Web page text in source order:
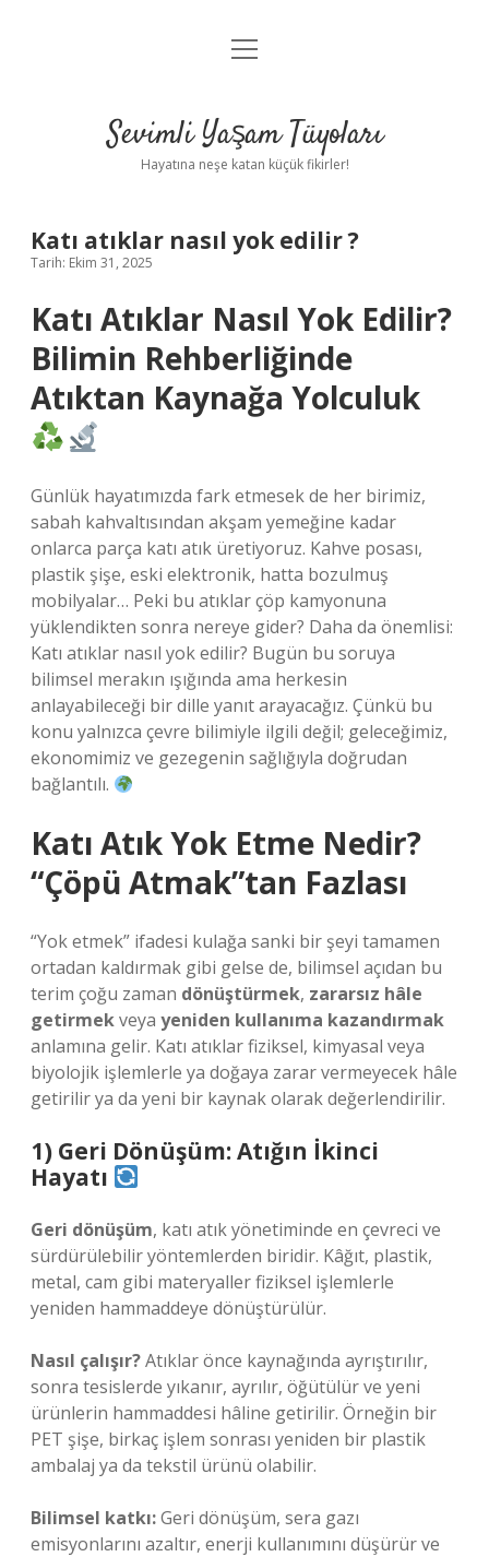
Anasayfa
Yasal Uyarı
menüyü
Sevimli Yaşam Tüyoları
Hayatına neşe katan küçük fikirler!
Katı atıklar nasıl yok edilir ?
Tarih: Ekim 31, 2025
Katı Atıklar Nasıl Yok Edilir?
Bilimin Rehberliğinde
Atıktan Kaynağa Yolculuk
Günlük hayatımızda fark etmesek de her birimiz,
sabah kahvaltısından akşam yemeğine kadar
onlarca parça katı atık üretiyoruz. Kahve posası,
plastik şişe, eski elektronik, hatta bozulmuş
mobilyalar… Peki bu atıklar çöp kamyonuna
yüklendikten sonra nereye gider? Daha da önemlisi:
Katı atıklar nasıl yok edilir? Bugün bu soruya
bilimsel merakın ışığında ama herkesin
anlayabileceği bir dille yanıt arayacağız. Çünkü bu
konu yalnızca çevre bilimiyle ilgili değil; geleceğimiz,
ekonomimiz ve gezegenin sağlığıyla doğrudan
bağlantılı.
Katı Atık Yok Etme Nedir?
“Çöpü Atmak”tan Fazlası
“Yok etmek” ifadesi kulağa sanki bir şeyi tamamen
ortadan kaldırmak gibi gelse de, bilimsel açıdan bu
terim çoğu zaman dönüştürmek, zararsız hâle
getirmekveya yeniden kullanıma kazandırmak
anlamına gelir. Katı atıklar fiziksel, kimyasal veya
biyolojik işlemlerle ya doğaya zarar vermeyecek hâle
getirilir ya da yeni bir kaynak olarak değerlendirilir.
1) Geri Dönüşüm: Atığın İkinci
Hayatı
Geri dönüşüm, katı atık yönetiminde en çevreci ve
sürdürülebilir yöntemlerden biridir. Kâğıt, plastik,
metal, cam gibi materyaller fiziksel işlemlerle
yeniden hammaddeye dönüştürülür.
Nasıl çalışır?Atıklar önce kaynağında ayrıştırılır,
sonra tesislerde yıkanır, ayrılır, öğütülür ve yeni
ürünlerin hammaddesi hâline getirilir. Örneğin bir
PET şişe, birkaç işlem sonrası yeniden bir plastik
ambalaj ya da tekstil ürünü olabilir.
Bilimsel katkı:Geri dönüşüm, sera gazı
emisyonlarını azaltır, enerji kullanımını düşürür ve